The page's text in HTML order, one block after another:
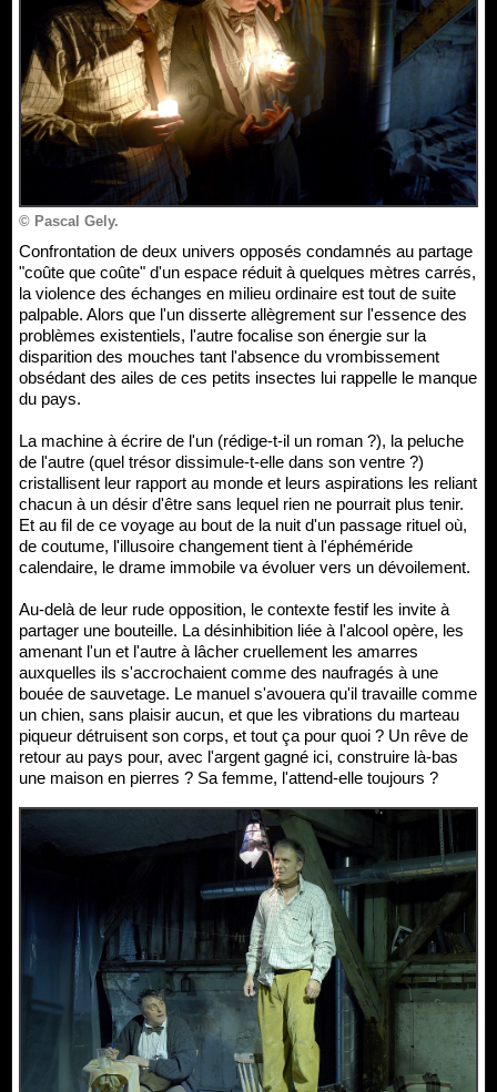
© Pascal Gely.
Confrontation de deux univers opposés condamnés au partage
"coûte que coûte" d'un espace réduit à quelques mètres carrés,
la violence des échanges en milieu ordinaire est tout de suite
palpable. Alors que l'un disserte allègrement sur l'essence des
problèmes existentiels, l'autre focalise son énergie sur la
disparition des mouches tant l'absence du vrombissement
obsédant des ailes de ces petits insectes lui rappelle le manque
du pays.
La machine à écrire de l'un (rédige-t-il un roman ?), la peluche
de l'autre (quel trésor dissimule-t-elle dans son ventre ?)
cristallisent leur rapport au monde et leurs aspirations les reliant
chacun à un désir d'être sans lequel rien ne pourrait plus tenir.
Et au fil de ce voyage au bout de la nuit d'un passage rituel où,
de coutume, l'illusoire changement tient à l'éphéméride
calendaire, le drame immobile va évoluer vers un dévoilement.
Au-delà de leur rude opposition, le contexte festif les invite à
partager une bouteille. La désinhibition liée à l'alcool opère, les
amenant l'un et l'autre à lâcher cruellement les amarres
auxquelles ils s'accrochaient comme des naufragés à une
bouée de sauvetage. Le manuel s'avouera qu'il travaille comme
un chien, sans plaisir aucun, et que les vibrations du marteau
piqueur détruisent son corps, et tout ça pour quoi ? Un rêve de
retour au pays pour, avec l'argent gagné ici, construire là-bas
une maison en pierres ? Sa femme, l'attend-elle toujours ?